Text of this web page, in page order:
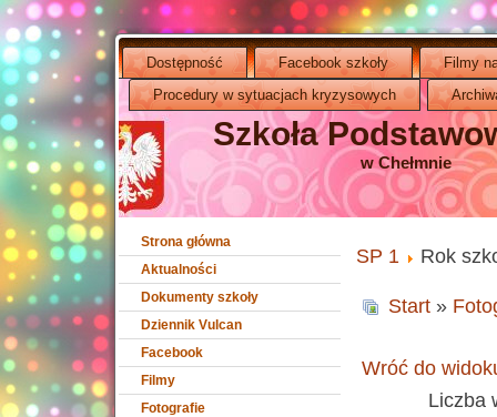
Dostępność Facebook szkoły
Filmy
Procedury w sytuacjach kryzysowych
Szkoła
w Chełmnie
Strona główna
Aktualności
Dokumenty szkoły
Dziennik Vulcan
Facebook
Filmy
Fotografie
SP 1 Rok
Start »
Wróć do
Liczba